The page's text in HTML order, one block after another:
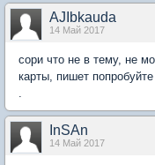
AJIbkauda
14 Май 2017
сори что не в тему, не
карты, пишет
InSAn
14 Май 2017